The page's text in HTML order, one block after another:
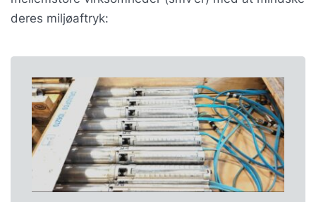
deres miljøaftryk: